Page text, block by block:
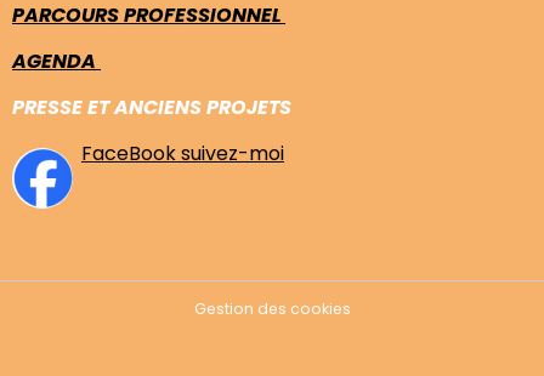
PARCOURS PROFESSIONNEL
AGENDA
PRESSE ET ANCIENS PROJETS
FaceBook suivez-moi
Gestion des cookies